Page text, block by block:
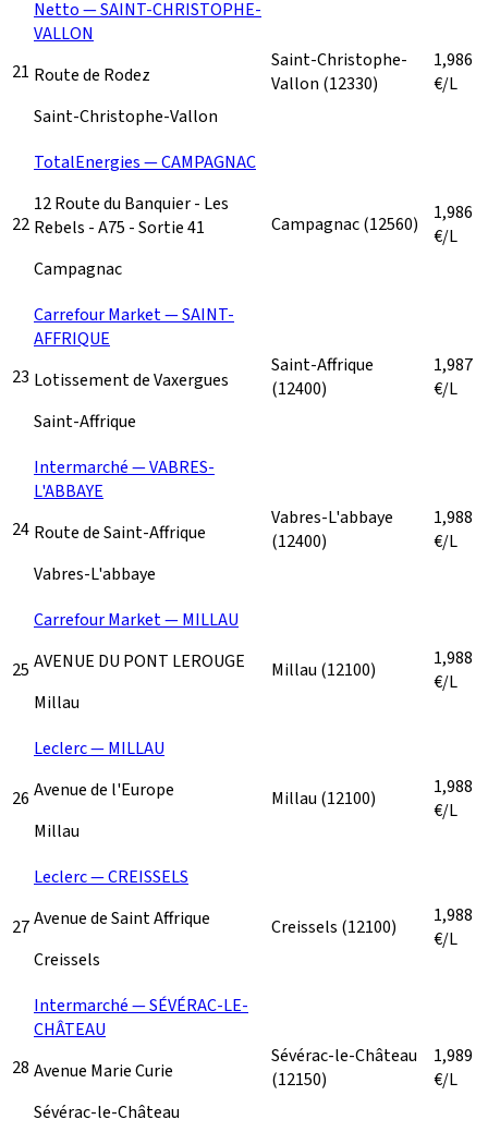
21
Netto — SAINT-CHRISTOPHE-
VALLON
Route de Rodez
Saint-Christophe-Vallon
Saint-Christophe-
Vallon (12330)
1,986
€/L
22
TotalEnergies — CAMPAGNAC
12 Route du Banquier - Les
Rebels - A75 - Sortie 41
Campagnac
Campagnac(12560)
1,986
€/L
23
Carrefour Market — SAINT-
AFFRIQUE
Lotissement de Vaxergues
Saint-Affrique
Saint-Affrique
(12400)
1,987
€/L
24
Intermarché — VABRES-
L'ABBAYE
Route de Saint-Affrique
Vabres-L'abbaye
Vabres-L'abbaye
(12400)
1,988
€/L
25
Carrefour Market — MILLAU
AVENUE DU PONT LEROUGE
Millau
Millau (12100)
1,988
€/L
26
Leclerc — MILLAU
Avenue de l'Europe
Millau
Millau (12100)
1,988
€/L
27
Leclerc — CREISSELS
Avenue de Saint Affrique
Creissels
Creissels (12100)
1,988
€/L
28
Intermarché — SÉVÉRAC-LE-
CHÂTEAU
Avenue Marie Curie
Sévérac-le-Château
Sévérac-le-Château
(12150)
1,989
€/L